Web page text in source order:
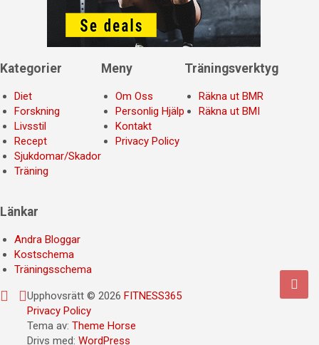
Kategorier
Diet
Forskning
Livsstil
Recept
Sjukdomar/Skador
Träning
Meny
Om Oss
Personlig Hjälp
Kontakt
Privacy Policy
Träningsverktyg
Räkna ut BMR
Räkna ut BMI
Länkar
Andra Bloggar
Kostschema
Träningsschema
Upphovsrätt © 2026 FITNESS365
Privacy Policy
Tema av: Theme Horse
Drivs med: WordPress